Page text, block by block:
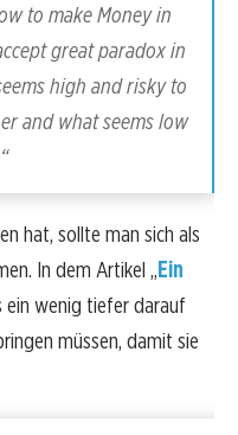
to make Money in
great paradox in
high and risky to
and what seems low
hat, sollte man sich als
In dem Artikel „Ein
ein wenig tiefer darauf
müssen, damit sie